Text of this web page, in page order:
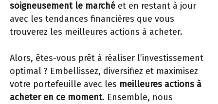
soigneusement le marché et en restant à jour
avec les tendances financières que vous
trouverez les meilleures actions à acheter.
Alors, êtes-vous prêt à réaliser l’investissement
optimal ? Embellissez, diversifiez et maximisez
votre portefeuille avec les meilleures actions à
acheter en ce moment. Ensemble, nous